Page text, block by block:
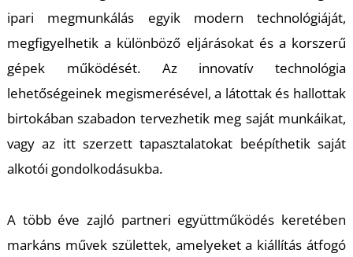
ipari megmunkálás egyik modern technológiáját,
megfigyelhetik a különböző eljárásokat és a korszerű
gépek működését. Az innovatív technológia
lehetőségeinek megismerésével, a látottak és hallottak
birtokában szabadon tervezhetik meg saját munkáikat,
vagy az itt szerzett tapasztalatokat beépíthetik saját
alkotói gondolkodásukba.
A több éve zajló partneri együttműködés keretében
markáns művek születtek, amelyeket a kiállítás átfogó